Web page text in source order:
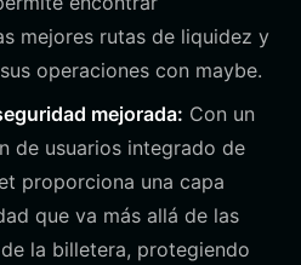
mejores rutas de liquidez y
operaciones con maybe.
mejorada: Con un
de usuarios integrado de
proporciona una capa
que va más allá de las
la billetera, protegiendo